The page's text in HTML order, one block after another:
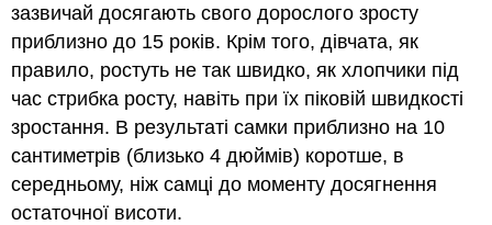
зазвичай досягають свого дорослого зросту
приблизно до 15 років. Крім того, дівчата, як
правило, ростуть не так швидко, як хлопчики під
час стрибка росту, навіть при їх піковій швидкості
зростання. В результаті самки приблизно на 10
сантиметрів (близько 4 дюймів) коротше, в
середньому, ніж самці до моменту досягнення
остаточної висоти.